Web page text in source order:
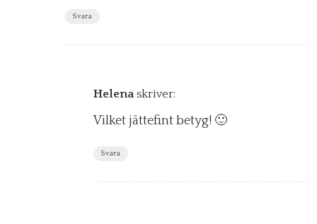
Svara
Helena skriver:
Vilket jättefint betyg! 🙂
Svara